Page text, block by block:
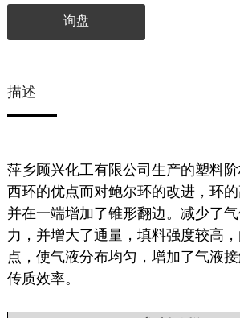
询盘
描述
萍乡顾兴化工有限公司生产的塑料
西环的优点而对鲍尔环的改进，环
并在一端增加了锥形翻边。减少了
力，并增大了通量，填料强度较高
点，使气液分布均匀，增加了气液
传质效率。